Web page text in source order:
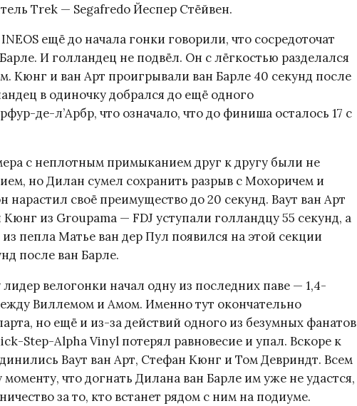
Trek — Segafredo Йеспер Стёйвен.
ещё до начала гонки говорили, что сосредоточат
И голландец не подвёл. Он с лёгкостью разделался
Кюнг и ван Арт проигрывали ван Барле 40 секунд после
в одиночку добрался до ещё одного
де-л’Арбр, что означало, что до финиша осталось 17 с
с неплотным примыканием друг к другу были не
но Дилан сумел сохранить разрыв с Мохоричем и
нарастил своё преимущество до 20 секунд. Ваут ван Арт
из Groupama — FDJ уступали голландцу 55 секунд, а
пепла Матье ван дер Пул появился на этой секции
после ван Барле.
велогонки начал одну из последних паве — 1,4-
Виллемом и Амом. Именно тут окончательно
но ещё и из-за действий одного из безумных фанатов
Step-Alpha Vinyl потерял равновесие и упал. Вскоре к
Ваут ван Арт, Стефан Кюнг и Том Девриндт. Всем
что догнать Дилана ван Барле им уже не удастся,
за то, кто встанет рядом с ним на подиуме.